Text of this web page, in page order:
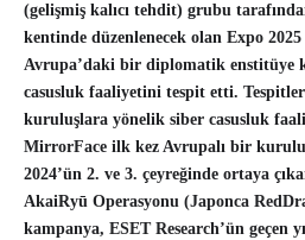
(gelişmiş kalıcı tehdit) grubu
kentinde düzenlenecek olan Expo
Avrupa’daki bir diplomatik enstitüye
casusluk faaliyetini tespit etti.
kuruluşlara yönelik siber casusluk
MirrorFace ilk kez Avrupalı bir
2024’ün 2. ve 3. çeyreğinde ortaya
AkaiRyū Operasyonu (Japonca
kampanya, ESET Research’ün geçen